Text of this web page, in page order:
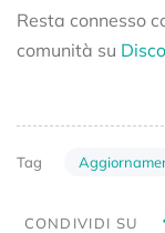
Resta connesso
comunità su
Tag
CONDIVIDI SU